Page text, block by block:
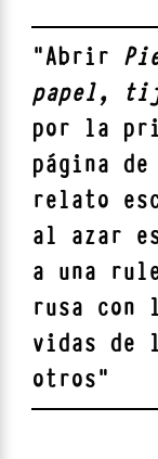
"Abrir
papel,
por la
página de
relato
al azar
a una
rusa con
vidas de
otros"